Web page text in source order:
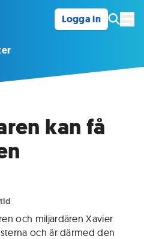
Logga in
kan få
och miljardären Xavier
och är därmed den